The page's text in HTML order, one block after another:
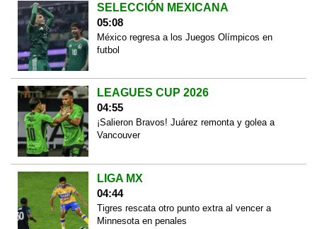
SELECCIÓN MEXICANA
05:08
México regresa a los Juegos Olímpicos en
futbol
LEAGUES CUP 2026
04:55
¡Salieron Bravos! Juárez remonta y golea a
Vancouver
LIGA MX
04:44
Tigres rescata otro punto extra al vencer a
Minnesota en penales